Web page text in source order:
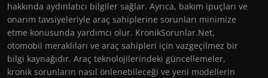
hakkında aydınlatıcı bilgiler sağlar. Ayrıca, bakım ipuçları ve
onarım tavsiyeleriyle araç sahiplerine sorunları minimize
etme konusunda yardımcı olur. KronikSorunlar.Net,
otomobil meraklıları ve araç sahipleri için vazgeçilmez bir
bilgi kaynağıdır. Araç teknolojilerindeki güncellemeler,
kronik sorunların nasıl önlenebileceği ve yeni modellerin